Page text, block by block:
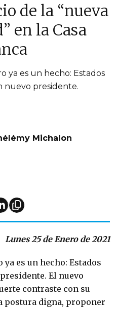
de la “nueva
en la Casa
ya es un hecho: Estados
nuevo presidente.
Michalon
Lunes 25 de Enero de 2021
es un hecho: Estados
El nuevo
contraste con su
postura digna, proponer